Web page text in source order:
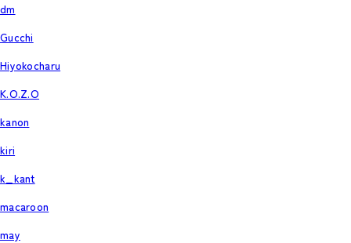
dm
Gucchi
Hiyokocharu
K.O.Z.O
kanon
kiri
k_kant
macaroon
may